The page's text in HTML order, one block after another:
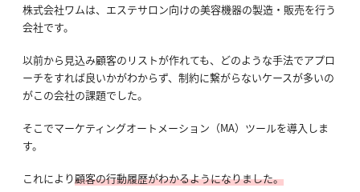
株式会社ワムは、エステサロン向けの美容機器の製造・販売を行う
会社です。
以前から見込み顧客のリストが作れても、どのような手法でアプロ
ーチをすれば良いかがわからず、制約に繋がらないケースが多いの
がこの会社の課題でした。
そこでマーケティングオートメーション（MA）ツールを導入しま
す。
これにより顧客の行動履歴がわかるようになりました。